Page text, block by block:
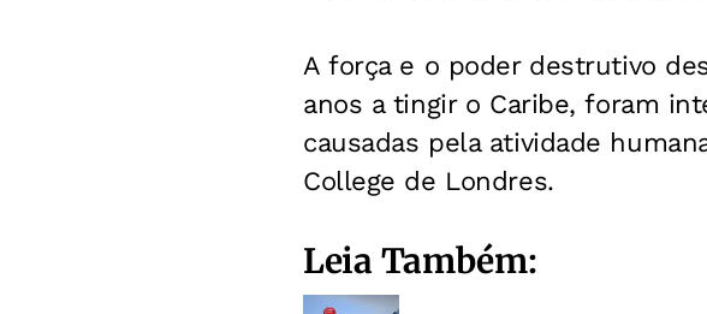
A força e o poder destrutivo
anos a tingir o Caribe, foram
causadas pela atividade
College de Londres.
Leia Também: